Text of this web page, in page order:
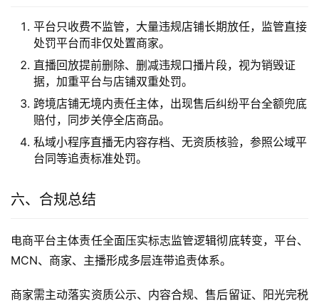
平台只收费不监管，大量违规店铺长期放任，监管直接
处罚平台而非仅处置商家。
直播回放提前删除、删减违规口播片段，视为销毁证
据，加重平台与店铺双重处罚。
跨境店铺无境内责任主体，出现售后纠纷平台全额兜底
赔付，同步关停全店商品。
私域小程序直播无内容存档、无资质核验，参照公域平
台同等追责标准处罚。
六、合规总结
电商平台主体责任全面压实标志监管逻辑彻底转变，平台、
MCN、商家、主播形成多层连带追责体系。
商家需主动落实资质公示、内容合规、售后留证、阳光完税